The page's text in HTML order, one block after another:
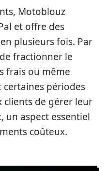
Motoblouz
et offre des
plusieurs fois. Par
fractionner le
frais ou même
certaines périodes
de gérer leur
un aspect essentiel
coûteux.